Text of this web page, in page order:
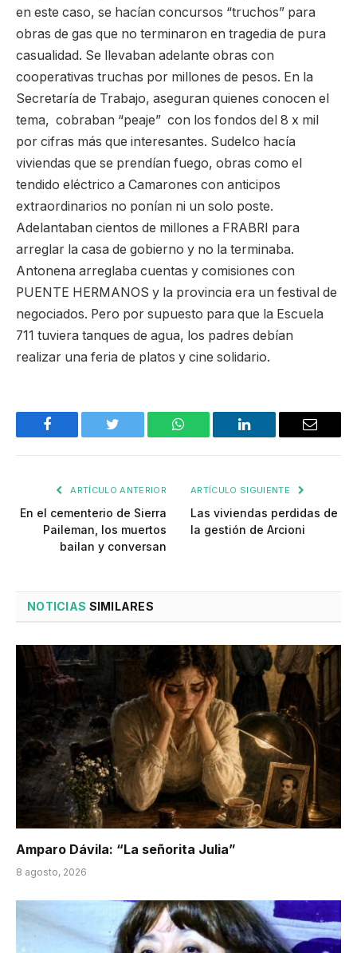
en este caso, se hacían concursos “truchos” para
obras de gas que no terminaron en tragedia de pura
casualidad. Se llevaban adelante obras con
cooperativas truchas por millones de pesos. En la
Secretaría de Trabajo, aseguran quienes conocen el
tema, cobraban “peaje” con los fondos del 8 x mil
por cifras más que interesantes. Sudelco hacía
viviendas que se prendían fuego, obras como el
tendido eléctrico a Camarones con anticipos
extraordinarios no ponían ni un solo poste.
Adelantaban cientos de millones a FRABRI para
arreglar la casa de gobierno y no la terminaba.
Antonena arreglaba cuentas y comisiones con
PUENTE HERMANOS y la provincia era un festival de
negociados. Pero por supuesto para que la Escuela
711 tuviera tanques de agua, los padres debían
realizar una feria de platos y cine solidario.
Facebook Twitter WhatsApp LinkedIn Email
ARTÍCULO ANTERIOR
En el cementerio de Sierra
Paileman, los muertos
bailan y conversan
ARTÍCULO SIGUIENTE
Las viviendas perdidas de
la gestión de Arcioni
NOTICIAS SIMILARES
Amparo Dávila: “La señorita Julia”
8 agosto, 2026